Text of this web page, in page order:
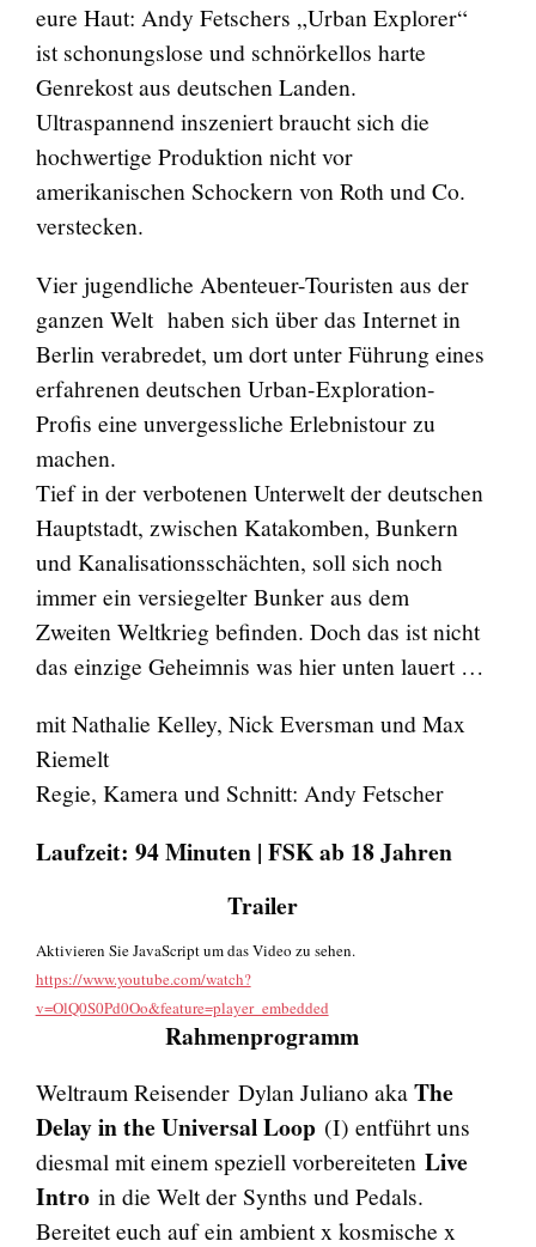
eure Haut: Andy Fetschers „Urban Explorer“
ist schonungslose und schnörkellos harte
Genrekost aus deutschen Landen.
Ultraspannend inszeniert braucht sich die
hochwertige Produktion nicht vor
amerikanischen Schockern von Roth und Co.
verstecken.
Vier jugendliche Abenteuer-Touristen aus der
ganzen Welt haben sich über das Internet in
Berlin verabredet, um dort unter Führung eines
erfahrenen deutschen Urban-Exploration-
Profis eine unvergessliche Erlebnistour zu
machen.
Tief in der verbotenen Unterwelt der deutschen
Hauptstadt, zwischen Katakomben, Bunkern
und Kanalisationsschächten, soll sich noch
immer ein versiegelter Bunker aus dem
Zweiten Weltkrieg befinden. Doch das ist nicht
das einzige Geheimnis was hier unten lauert …
mit Nathalie Kelley, Nick Eversman und Max
Riemelt
Regie, Kamera und Schnitt: Andy Fetscher
Laufzeit: 94 Minuten | FSK ab 18 Jahren
Trailer
Aktivieren Sie JavaScript um das Video zu sehen.
https://www.youtube.com/watch?
v=OlQ0S0Pd0Oo&feature=player_embedded
Rahmenprogramm
Weltraum Reisender Dylan Juliano akaThe
Delay in the Universal Loop(I) entführt uns
diesmal mit einem speziell vorbereiteten Live
Intro in die Welt der Synths und Pedals.
Bereitet euch auf ein ambient x kosmische x